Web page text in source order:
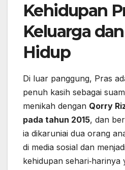
Kehidupan
Keluarga
Hidup
Di luar panggung, Pras
penuh kasih sebagai
menikah dengan Qorry
pada tahun 2015, dan
ia dikaruniai dua orang
di media sosial dan
kehidupan sehari‑harinya